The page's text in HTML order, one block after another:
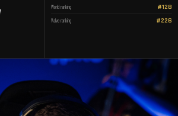
World ranking #128
Valve ranking #226